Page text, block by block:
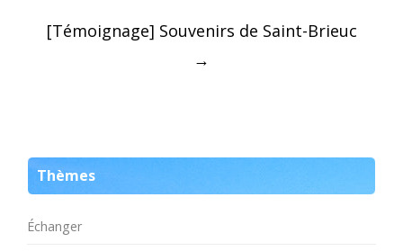
Post
navigation
[Témoignage] Souvenirs de Saint-Brieuc
→
Thèmes
Échanger